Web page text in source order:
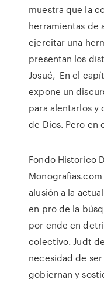
muestra que la
herramientas de
ejercitar una
presentan los
Josué, En el
expone un
para alentarlos y
de Dios. Pero en
Fondo Historico
alusión a la
en pro de la
por ende en
colectivo. Judt
necesidad de
gobiernan y